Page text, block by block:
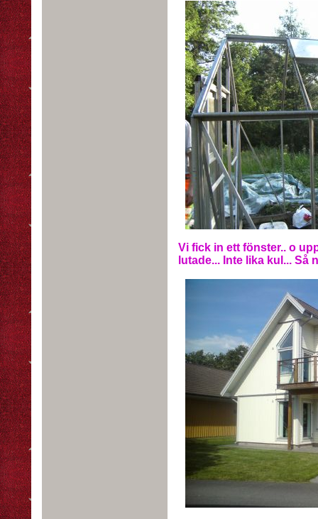
Vi fick in ett fönster.. o
lutade... Inte lika kul... Så